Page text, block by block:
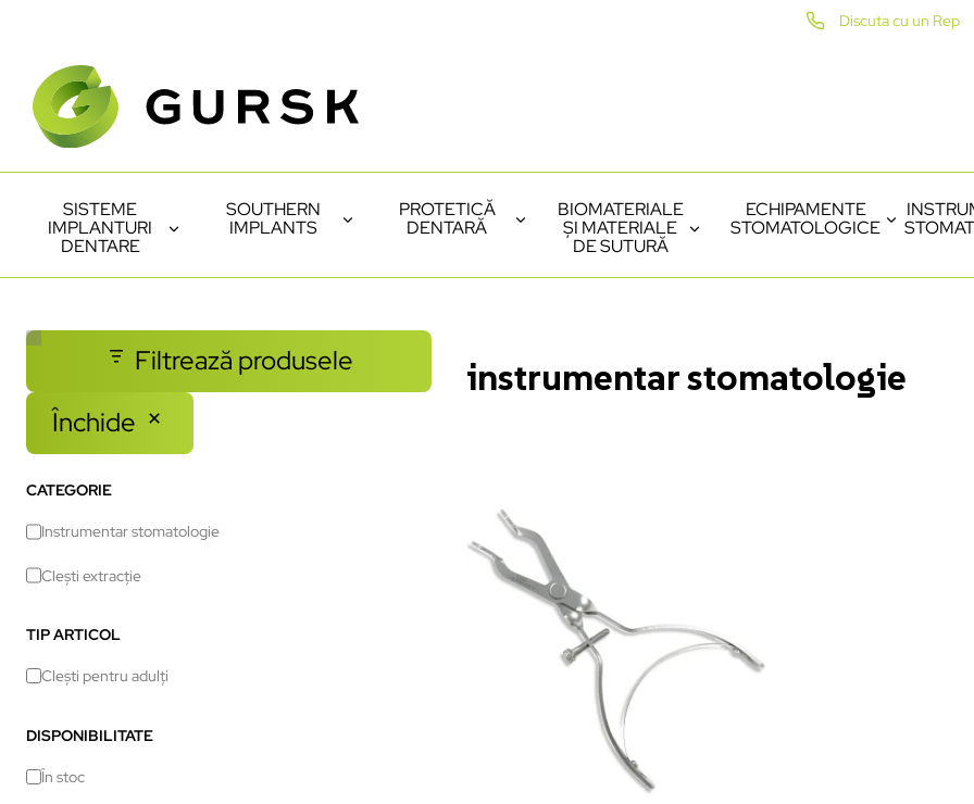
Discuta cu un Rep
SISTEME
IMPLANTURI
DENTARE
SOUTHERN
IMPLANTS
PROTETICĂ
DENTARĂ
BIOMATERIALE
ȘI MATERIALE
DE SUTURĂ
ECHIPAMENTE
STOMATOLOGICE
Filtrează produsele
Închide
CATEGORIE
Instrumentar stomatologie
Clești extracție
TIP ARTICOL
Clești pentru adulți
DISPONIBILITATE
În stoc
instrumentar stomatologie